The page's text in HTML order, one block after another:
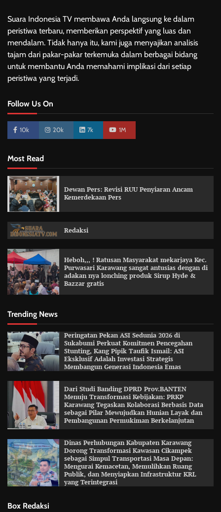
Suara Indonesia TV membawa Anda langsung ke dalam
peristiwa terbaru, memberikan perspektif yang luas dan
mendalam. Tidak hanya itu, kami juga menyajikan analisis
tajam dari pakar-pakar terkemuka dalam berbagai bidang
untuk membantu Anda memahami implikasi dari setiap
peristiwa yang terjadi.
Follow Us On
10k 20k 7k 1M
Most Read
Dewan Pers: Revisi RUU Penyiaran Ancam
Kemerdekaan Pers
Redaksi
Heboh,,, ! Ratusan Masyarakat mekarjaya Kec.
Purwasari Karawang sangat antusias dengan di
adakan nya lonching produk Sirup Hyde &
Bazzar gratis
Trending News
Peringatan Pekan ASI Sedunia 2026 di
Sukabumi Perkuat Komitmen Pencegahan
Stunting, Kang Pipik Taufik Ismail: ASI
Eksklusif Adalah Investasi Strategis
Membangun Generasi Indonesia Emas
Dari Studi Banding DPRD Prov.BANTEN
Menuju Transformasi Kebijakan: PRKP
Karawang Tegaskan Kolaborasi Berbasis Data
sebagai Pilar Mewujudkan Hunian Layak dan
Pembangunan Permukiman Berkelanjutan
Dinas Perhubungan Kabupaten Karawang
Dorong Transformasi Kawasan Cikampek
sebagai Simpul Transportasi Masa Depan:
Mengurai Kemacetan, Memulihkan Ruang
Publik, dan Menyiapkan Infrastruktur KRL
yang Terintegrasi
Box Redaksi